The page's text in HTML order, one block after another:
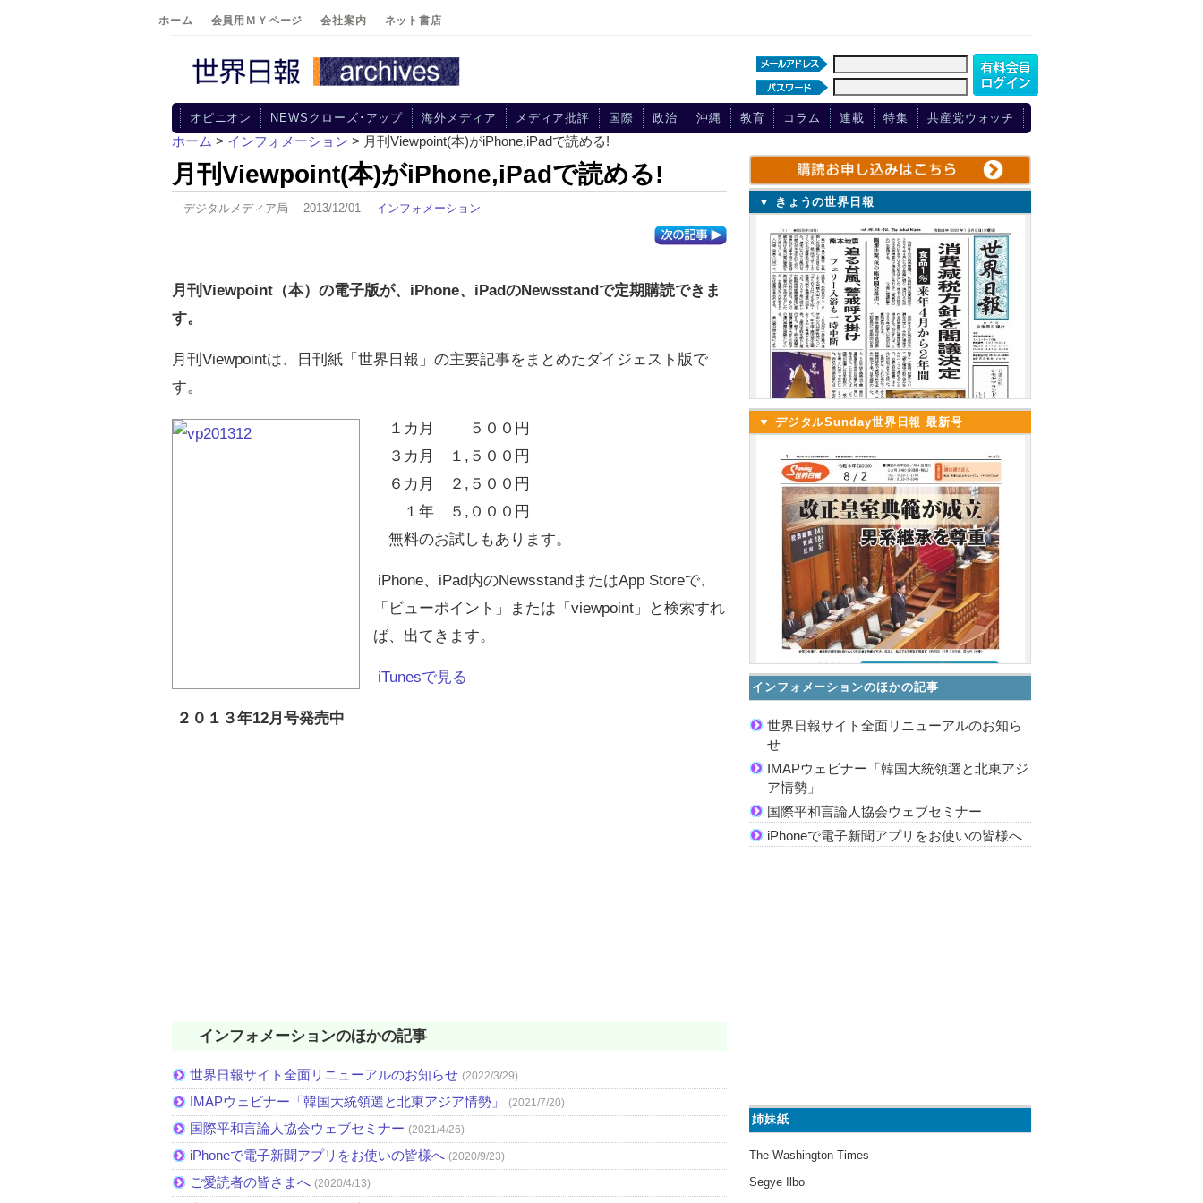
ホーム 会員用ＭＹページ 会社案内 ネット書店
オピニオン NEWSクローズ･アップ 海外メディア メディア批評 国際 政治 沖縄 教育 コラム 連載 特集 共産党ウォッチ
ホーム > インフォメーション > 月刊Viewpoint(本)がiPhone,iPadで読める!
月刊Viewpoint(本)がiPhone,iPadで読める!
デジタルメディア局 2013/12/01 インフォメーション
月刊Viewpoint（本）の電子版が、iPhone、iPadのNewsstandで定期購読できま
す。
月刊Viewpointは、日刊紙「世界日報」の主要記事をまとめたダイジェスト版で
す。
１カ月 ５００円
３カ月 １,５００円
６カ月 ２,５００円
１年 ５,０００円
無料のお試しもあります。
iPhone、iPad内のNewsstandまたはApp Storeで、
「ビューポイント」または「viewpoint」と検索すれ
ば、出てきます。
iTunesで見る
２０１３年12月号発売中
インフォメーションのほかの記事
世界日報サイト全面リニューアルのお知らせ (2022/3/29)
IMAPウェビナー「韓国大統領選と北東アジア情勢」 (2021/7/20)
国際平和言論人協会ウェブセミナー (2021/4/26)
iPhoneで電子新聞アプリをお使いの皆様へ (2020/9/23)
ご愛読者の皆さまへ (2020/4/13)
▼ きょうの世界日報
▼ デジタルSunday世界日報 最新号
インフォメーションのほかの記事
世界日報サイト全面リニューアルのお知ら
せ
IMAPウェビナー「韓国大統領選と北東アジ
ア情勢」
国際平和言論人協会ウェブセミナー
iPhoneで電子新聞アプリをお使いの皆様へ
姉妹紙
The Washington Times
Segye Ilbo